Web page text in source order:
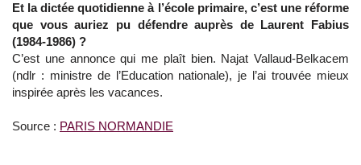
Et la dictée quotidienne à l’école primaire, c’est une réforme
que vous auriez pu défendre auprès de Laurent Fabius
(1984-1986) ?
C’est une annonce qui me plaît bien. Najat Vallaud-Belkacem
(ndlr : ministre de l’Education nationale), je l’ai trouvée mieux
inspirée après les vacances.
Source : PARIS NORMANDIE